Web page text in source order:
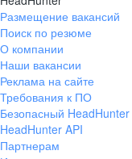
Размещение вакансий
Поиск по резюме
О компании
Наши вакансии
Реклама на сайте
Требования к ПО
Безопасный HeadHunter
HeadHunter API
Партнерам